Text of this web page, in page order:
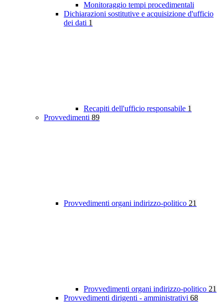
Monitoraggio tempi procedimentali
Dichiarazioni sostitutive e acquisizione d'ufficio
dei dati 1
Recapiti dell'ufficio responsabile 1
Provvedimenti 89
Provvedimenti organi indirizzo-politico 21
Provvedimenti organi indirizzo-politico 21
Provvedimenti dirigenti - amministrativi 68